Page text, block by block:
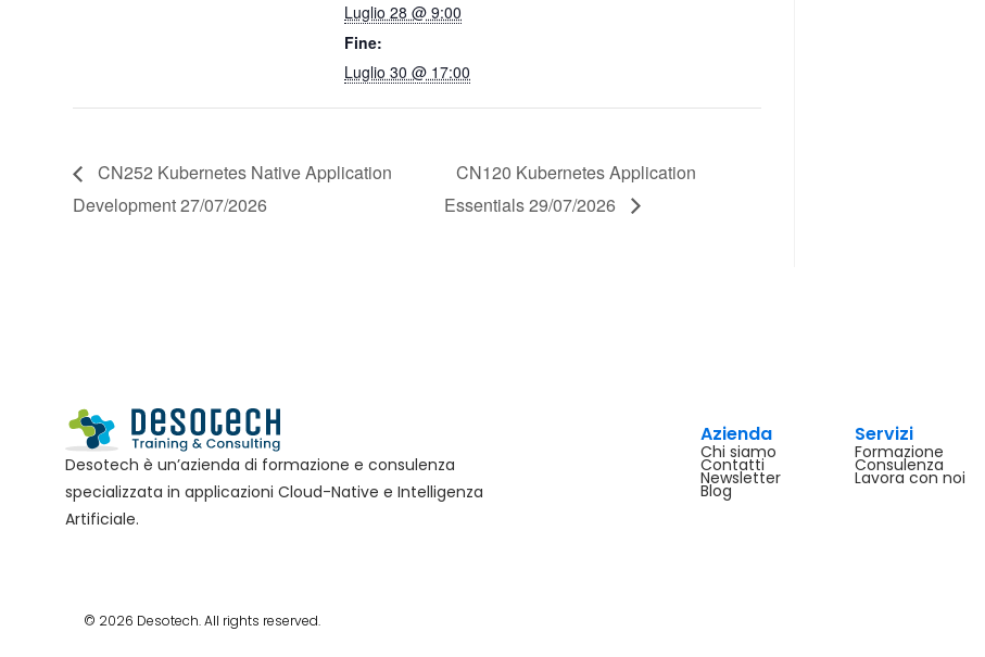
Luglio 28 @ 9:00
Fine:
Luglio 30 @ 17:00
CN252 Kubernetes Native Application
Development 27/07/2026
CN120 Kubernetes Application
Essentials 29/07/2026
Desotech è un’azienda di formazione e consulenza
specializzata in applicazioni Cloud-Native e Intelligenza
Artificiale.
Azienda
Chi siamo
Contatti
Newsletter
Blog
Servizi
Formazione
Consulenza
Lavora con noi
© 2026 Desotech. All rights reserved.